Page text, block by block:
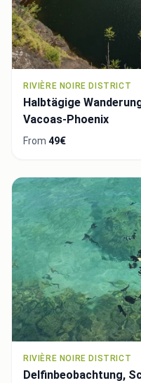
RIVIÈRE NOIRE DISTRICT
Halbtägige
Vacoas-Phoenix
From 49€
RIVIÈRE NOIRE DISTRICT
Delfinbeobachtung,